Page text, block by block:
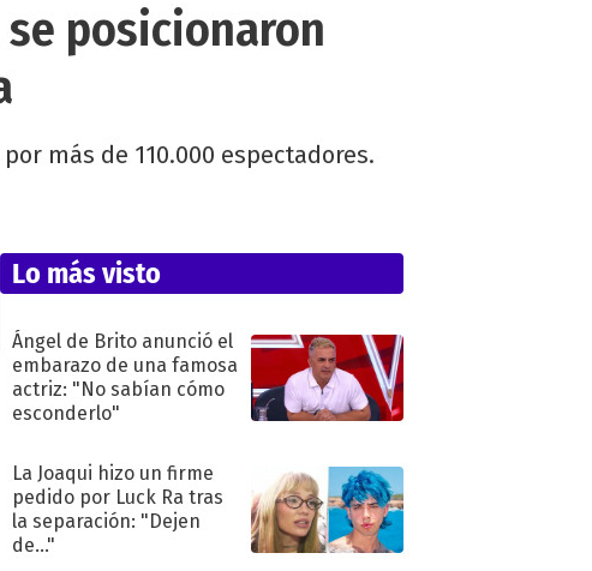
se posicionaron
más de 110.000 espectadores.
Lo más visto
Ángel de Brito anunció el
embarazo de una famosa
actriz: "No sabían cómo
esconderlo"
La Joaqui hizo un firme
pedido por Luck Ra tras
la separación: "Dejen
de..."